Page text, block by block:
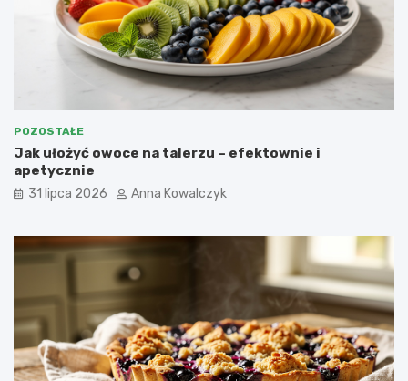
POZOSTAŁE
Jak ułożyć owoce na talerzu – efektownie i
apetycznie
31 lipca 2026 Anna Kowalczyk